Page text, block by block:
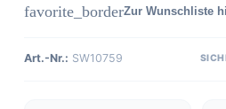
favorite_borderZur Wunschliste
Art.-Nr.: SW10759